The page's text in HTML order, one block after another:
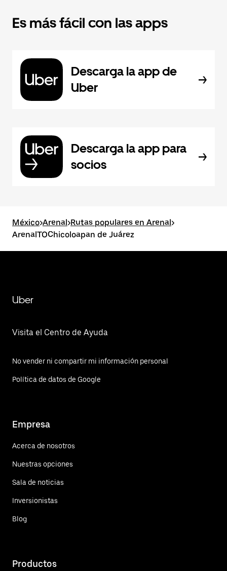
Es más fácil con las apps
Descarga la app de
Uber
Descarga la app para
socios
México>Arenal>Rutas populares en Arenal>
ArenalTOChicoloapan de Juárez
Uber
Visita el Centro de Ayuda
No vender ni compartir mi información personal
Política de datos de Google
Empresa
Acerca de nosotros
Nuestras opciones
Sala de noticias
Inversionistas
Blog
Productos